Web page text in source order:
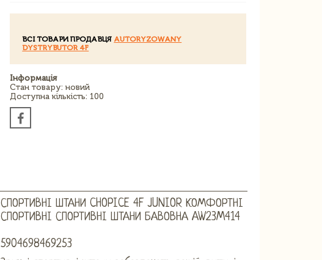
ВСІ ТОВАРИ ПРОДАВЦЯ AUTORYZOWANY
DYSTRYBUTOR 4F
Інформація
Стан товару: новий
Доступна кількість: 100
СПОРТИВНІ ШТАНИ CHOPICE 4F JUNIOR КОМФОРТНІ
СПОРТИВНІ СПОРТИВНІ ШТАНИ БАВОВНА AW23M414
5904698469253